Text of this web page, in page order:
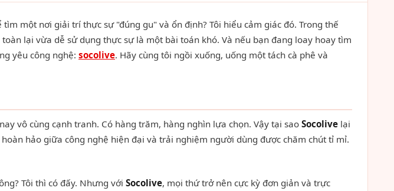
một nơi giải trí thực sự "đúng gu" và ổn định? Tôi hiểu cảm giác đó. Trong thế
lại vừa dễ sử dụng thực sự là một bài toán khó. Và nếu bạn đang loay hoay tìm
yêu công nghệ: socolive. Hãy cùng tôi ngồi xuống, uống một tách cà phê và
vô cùng cạnh tranh. Có hàng trăm, hàng nghìn lựa chọn. Vậy tại sao Socolive lại
hảo giữa công nghệ hiện đại và trải nghiệm người dùng được chăm chút tỉ mỉ.
Tôi thì có đấy. Nhưng với Socolive, mọi thứ trở nên cực kỳ đơn giản và trực